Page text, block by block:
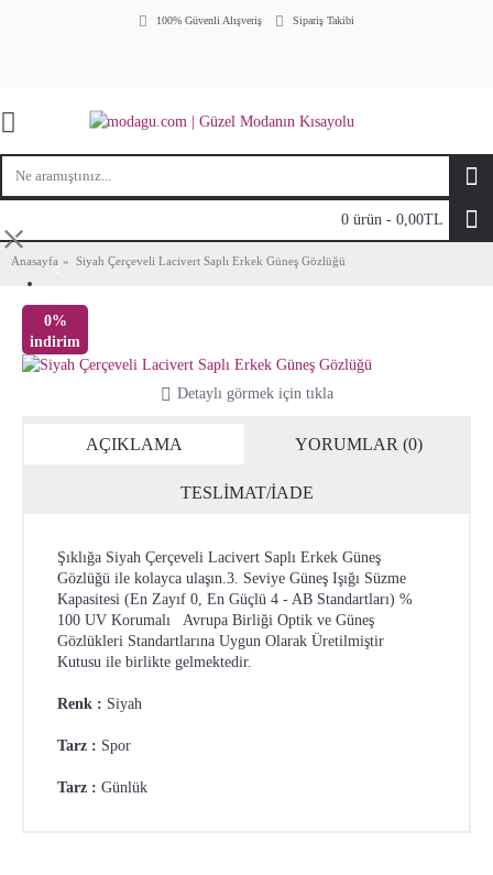
100% Güvenli Alışveriş Sipariş Takibi
⤬
0 ürün - 0,00TL
Anasayfa Siyah Çerçeveli Lacivert Saplı Erkek Güneş Gözlüğü
0%
indirim
Detaylı görmek için tıkla
AÇIKLAMA YORUMLAR (0)
TESLİMAT/İADE
Şıklığa Siyah Çerçeveli Lacivert Saplı Erkek Güneş
Gözlüğü ile kolayca ulaşın.3. Seviye Güneş Işığı Süzme
Kapasitesi (En Zayıf 0, En Güçlü 4 - AB Standartları) %
100 UV Korumalı Avrupa Birliği Optik ve Güneş
Gözlükleri Standartlarına Uygun Olarak Üretilmiştir
Kutusu ile birlikte gelmektedir.
Renk : Siyah
Tarz : Spor
Tarz : Günlük